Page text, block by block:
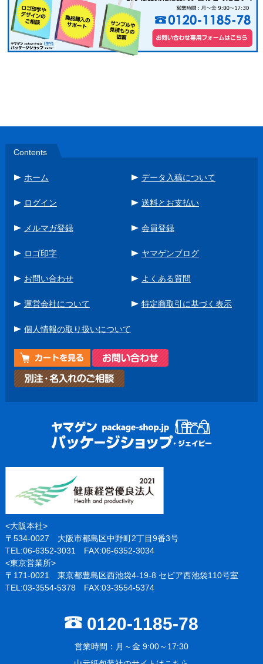
Contents
ホーム データ入稿について
ログイン 送料とお支払い
メルマガ登録 会員登録
ロゴ印字 ヤマゲンブログ
お問い合わせ よくある質問
運営会社について 特定商取引に基づく表示
個人情報の取り扱いについて
<大阪本社>
〒534-0027 大阪市都島区中野町2丁目9番3号
TEL:06-6352-3031 FAX:06-6352-3034
<東京営業所>
〒171-0021 東京都豊島区西池袋4-19-8 セピア西池袋110号室
TEL:03-3554-5378 FAX:03-3554-5374
0120-1185-78
営業時間：月～金 9:00～17:30